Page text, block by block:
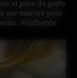
et pose de porte
sur mesure pour
#industrie